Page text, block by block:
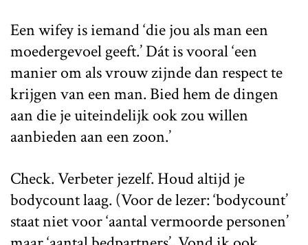
Een wifey is iemand ‘die jou als man een
moedergevoel geeft.’ Dát is vooral ‘een
manier om als vrouw zijnde dan respect te
krijgen van een man. Bied hem de dingen
aan die je uiteindelijk ook zou willen
aanbieden aan een zoon.’
Check. Verbeter jezelf. Houd altijd je
bodycount laag. (Voor de lezer: ‘bodycount’
staat niet voor ‘aantal vermoorde personen’